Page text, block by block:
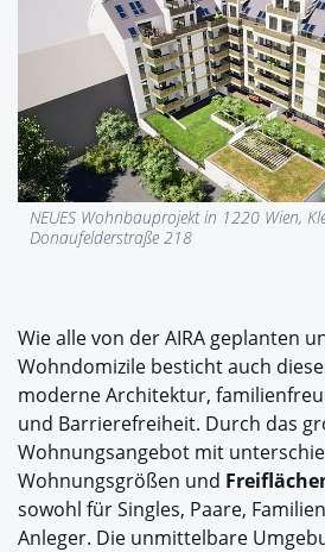
NEUES Wohnbauprojekt in 1220 Wien,
Donaufelderstraße 218
Wie alle von der AIRA geplanten
Wohndomizile besticht auch
moderne Architektur,
und Barrierefreiheit. Durch das
Wohnungsangebot mit
Wohnungsgrößen und
sowohl für Singles, Paare,
Anleger. Die unmittelbare